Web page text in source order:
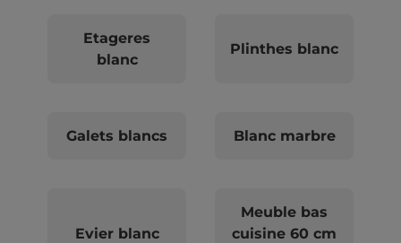
Etageres
blanc
Plinthes blanc
Galets blancs Blanc marbre
Evier blanc
Meuble bas
cuisine 60 cm